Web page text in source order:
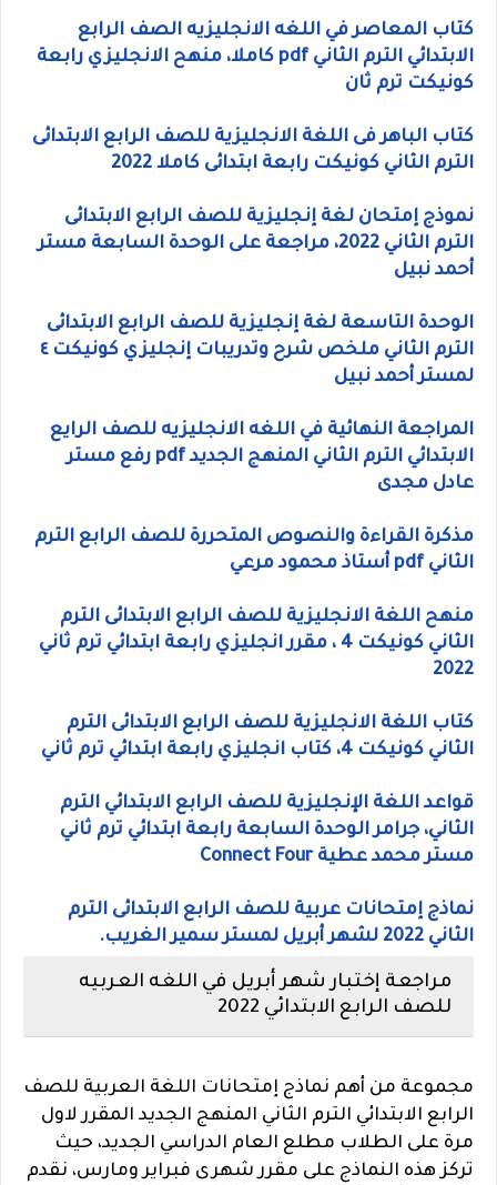
كتاب المعاصر في اللغه الانجليزيه الصف الرابع
الابتدائي الترم الثاني pdf كاملا، منهح الانجليزي رابعة
كونيكت ترم ثان
كتاب الباهر فى اللغة الانجليزية للصف الرابع الابتدائى
الترم الثاني كونيكت رابعة ابتدائى كاملا 2022
نموذج إمتحان لغة إنجليزية للصف الرابع الابتدائى
الترم الثاني 2022، مراجعة على الوحدة السابعة مستر
أحمد نبيل
الوحدة التاسعة لغة إنجليزية للصف الرابع الابتدائى
الترم الثاني ملخص شرح وتدريبات إنجليزي كونيكت ٤
لمستر أحمد نبيل
المراجعة النهائية في اللغه الانجليزيه للصف الرايع
الابتدائي الترم الثاني المنهج الجديد pdf رفع مستر
عادل مجدى
مذكرة القراءة والنصوص المتحررة للصف الرابع الترم
الثاني pdf أستاذ محمود مرعي
منهح اللغة الانجليزية للصف الرابع الابتدائى الترم
الثاني كونيكت 4 ، مقرر انجليزي رابعة ابتدائي ترم ثاني
2022
كتاب اللغة الانجليزية للصف الرابع الابتدائى الترم
الثاني كونيكت 4، كتاب انجليزي رابعة ابتدائي ترم ثاني
قواعد اللغة الإنجليزية للصف الرابع الابتدائي الترم
الثاني، جرامر الوحدة السابعة رابعة ابتدائي ترم ثاني
مستر محمد عطية Connect Four
نماذج إمتحانات عربية للصف الرابع الابتدائى الترم
الثاني 2022 لشهر أبريل لمستر سمير الغريب.
مراجعة إختبار شهر أبريل في اللغه العربيه
للصف الرابع الابتدائي 2022
مجموعة من أهم نماذج إمتحانات اللغة العربية للصف
الرابع الابتدائي الترم الثاني المنهج الجديد المقرر لاول
مرة على الطلاب مطلع العام الدراسي الجديد، حيث
تركز هذه النماذج على مقرر شهرى فبراير ومارس، نقدم